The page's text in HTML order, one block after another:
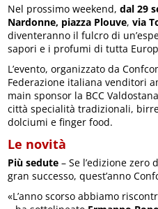
Nel prossimo weekend,dal 29
Nardonne, piazza Plouve, via
diventeranno il fulcro di
sapori e i profumi di tutta
L’evento, organizzato da
Federazione italiana venditori
main sponsor la BCC
città specialità tradizionali,
dolciumi e finger food.
Le novità
Più sedute – Se l’edizione zero
gran successo, quest’anno
«L’anno scorso abbiamo